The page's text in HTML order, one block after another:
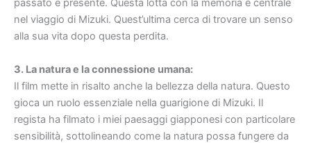
passato e presente. Questa lotta con la memoria è centrale
nel viaggio di Mizuki. Quest’ultima cerca di trovare un senso
alla sua vita dopo questa perdita.
3. La natura e la connessione umana:
Il film mette in risalto anche la bellezza della natura. Questo
gioca un ruolo essenziale nella guarigione di Mizuki. Il
regista ha filmato i miei paesaggi giapponesi con particolare
sensibilità, sottolineando come la natura possa fungere da